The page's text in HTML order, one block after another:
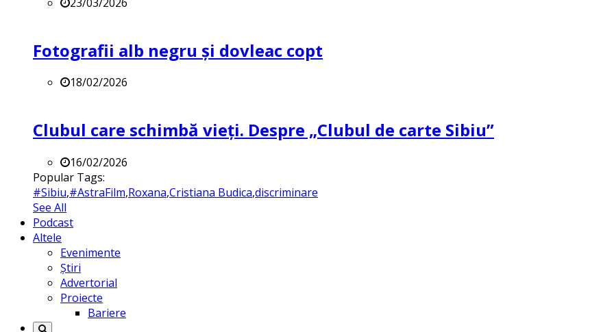
Fotografii alb negru și dovleac copt
18/02/2026
Clubul care schimbă vieți. Despre „Clubul de carte Sibiu”
16/02/2026
Popular Tags:
#Sibiu,#AstraFilm,Roxana,Cristiana Budica,discriminare
See All
Podcast
Altele
Evenimente
Știri
Advertorial
Proiecte
Bariere